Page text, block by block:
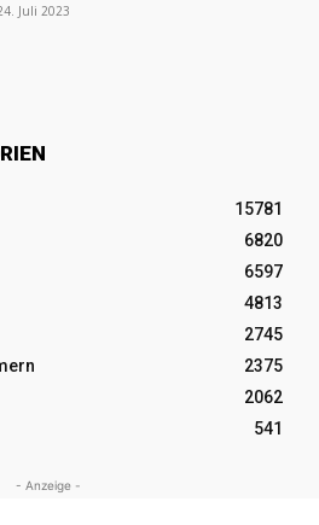
Juli 2023
15781
6820
6597
4813
2745
2375
2062
541
- Anzeige -